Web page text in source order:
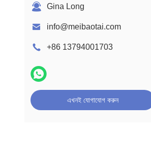
Gina Long
info@meibaotai.com
+86 13794001703
এখনই যোগাযোগ করুন